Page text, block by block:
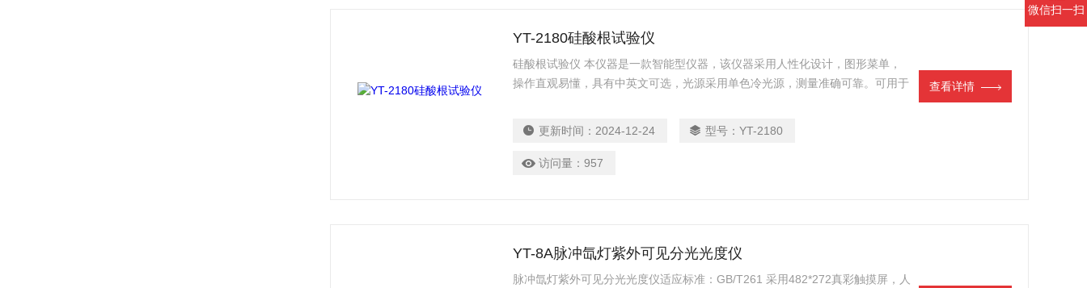
YT-2180硅酸根试验仪
硅酸根试验仪 本仪器是一款智能型仪器，该仪器采用人性化设计，图形菜单，
操作直观易懂，具有中英文可选，光源采用单色冷光源，测量准确可靠。可用于
更新时间： 2024-12-24 型号：YT-2180
访问量：957
查看详情
YT-8A脉冲氙灯紫外可见分光光度仪
脉冲氙灯紫外可见分光光度仪适应标准：GB/T261 采用482*272真彩触摸屏，人
微信扫一扫